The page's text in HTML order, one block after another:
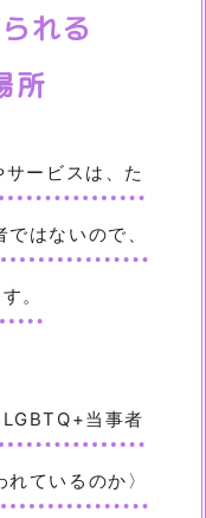
れる
所
ービスは、た
はないので、
。
当事者
ているのか〉